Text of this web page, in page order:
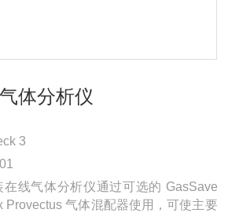
体分析仪
3
在线气体分析仪通过可选的 GasSave
气体混配器使用，可使主要